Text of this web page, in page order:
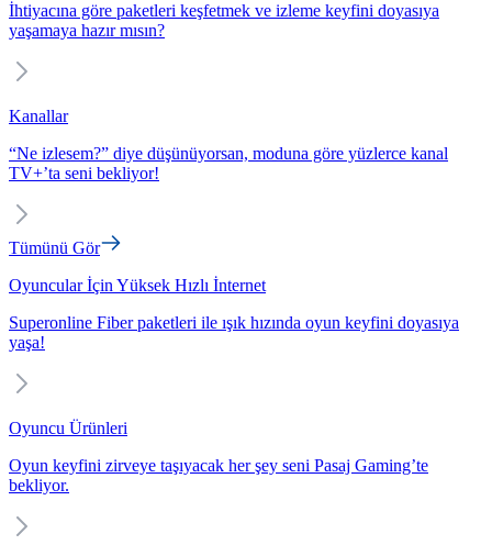
İhtiyacına göre paketleri keşfetmek ve izleme keyfini doyasıya
yaşamaya hazır mısın?
Kanallar
“Ne izlesem?” diye düşünüyorsan, moduna göre yüzlerce kanal
TV+’ta seni bekliyor!
Tümünü Gör
Oyuncular İçin Yüksek Hızlı İnternet
Superonline Fiber paketleri ile ışık hızında oyun keyfini doyasıya
yaşa!
Oyuncu Ürünleri
Oyun keyfini zirveye taşıyacak her şey seni Pasaj Gaming’te
bekliyor.